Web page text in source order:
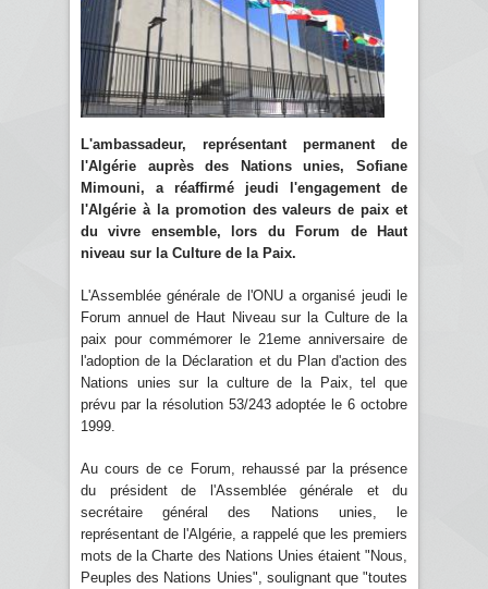
L'ambassadeur, représentant permanent de
l'Algérie auprès des Nations unies, Sofiane
Mimouni, a réaffirmé jeudi l'engagement de
l'Algérie à la promotion des valeurs de paix et
du vivre ensemble, lors du Forum de Haut
niveau sur la Culture de la Paix.
L'Assemblée générale de l'ONU a organisé jeudi le
Forum annuel de Haut Niveau sur la Culture de la
paix pour commémorer le 21eme anniversaire de
l'adoption de la Déclaration et du Plan d'action des
Nations unies sur la culture de la Paix, tel que
prévu par la résolution 53/243 adoptée le 6 octobre
1999.
Au cours de ce Forum, rehaussé par la présence
du président de l'Assemblée générale et du
secrétaire général des Nations unies, le
représentant de l'Algérie, a rappelé que les premiers
mots de la Charte des Nations Unies étaient "Nous,
Peuples des Nations Unies", soulignant que "toutes